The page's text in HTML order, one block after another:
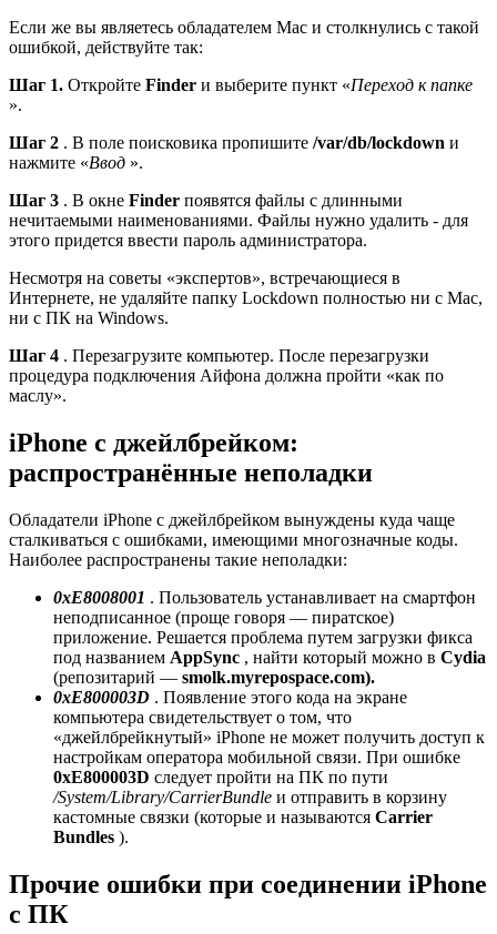
Если же вы являетесь обладателем Mac и столкнулись с такой
ошибкой, действуйте так:
Шаг 1. Откройте Finder и выберите пункт «Переход к папке
».
Шаг 2 . В поле поисковика пропишите /var/db/lockdown и
нажмите «Ввод ».
Шаг 3 . В окне Finder появятся файлы с длинными
нечитаемыми наименованиями. Файлы нужно удалить - для
этого придется ввести пароль администратора.
Несмотря на советы «экспертов», встречающиеся в
Интернете, не удаляйте папку Lockdown полностью ни с Mac,
ни с ПК на Windows.
Шаг 4 . Перезагрузите компьютер. После перезагрузки
процедура подключения Айфона должна пройти «как по
маслу».
iPhone с джейлбрейком:
распространённые неполадки
Обладатели iPhone с джейлбрейком вынуждены куда чаще
сталкиваться с ошибками, имеющими многозначные коды.
Наиболее распространены такие неполадки:
0xE8008001 . Пользователь устанавливает на смартфон
неподписанное (проще говоря — пиратское)
приложение. Решается проблема путем загрузки фикса
под названием AppSync , найти который можно в Cydia
(репозитарий — smolk.myrepospace.com).
0xE800003D . Появление этого кода на экране
компьютера свидетельствует о том, что
«джейлбрейкнутый» iPhone не может получить доступ к
настройкам оператора мобильной связи. При ошибке
0xE800003D следует пройти на ПК по пути
/System/Library/CarrierBundle и отправить в корзину
кастомные связки (которые и называются Carrier
Bundles ).
Прочие ошибки при соединении iPhone
с ПК